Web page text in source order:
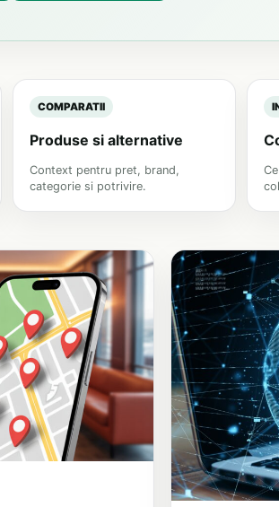
COMPARATII
Produse si alternative
Context pentru pret, brand,
categorie si potrivire.